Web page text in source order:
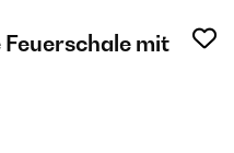
mit